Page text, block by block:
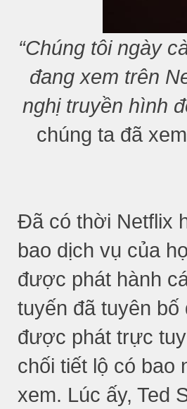
“Chúng tôi ngày
đang xem trên
nghị truyền hình
chúng ta đã
Đã có thời Netflix
bao dịch vụ của
được phát hành
tuyến đã tuyên
được phát trực
chối tiết lộ có bao
xem. Lúc ấy, Ted